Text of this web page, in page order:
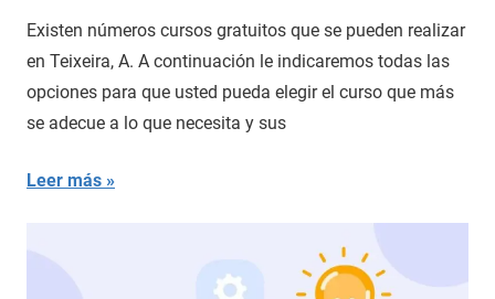
Existen números cursos gratuitos que se pueden realizar
en Teixeira, A. A continuación le indicaremos todas las
opciones para que usted pueda elegir el curso que más
se adecue a lo que necesita y sus
Leer más